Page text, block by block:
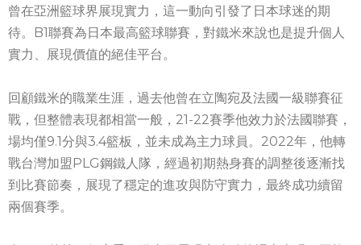
曾在亞洲籃球界展現實力，這一動向引發了日本球迷的期
待。B1聯賽為日本最高籃球聯賽，對鐵米來說也是提升個人
實力、展現價值的絕佳平台。
回顧鐵米的職業生涯，過去他曾在立陶宛及法國一級聯賽征
戰，但整體表現都相當一般，21-22賽季他效力於法國聯賽，
場均僅9.1分與3.4籃板，並未成為主力球員。2022年，他轉
戰台灣加盟PLG鋼鐵人隊，經過初期熱身賽的調整後逐漸找
到比賽節奏，展現了穩定的進攻與防守實力，最終成功續留
兩個賽季。